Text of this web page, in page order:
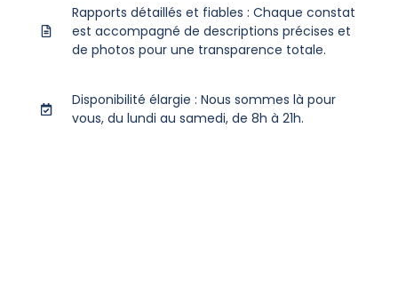
Rapports détaillés et fiables : Chaque constat
est accompagné de descriptions précises et
de photos pour une transparence totale.
Disponibilité élargie : Nous sommes là pour
vous, du lundi au samedi, de 8h à 21h.